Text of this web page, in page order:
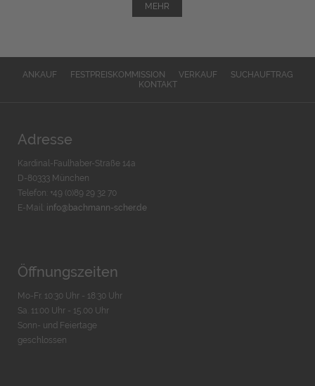
MEHR
ANKAUF FESTPREISKOMMISSION VERKAUF
SUCHAUFTRAG
KONTAKT
Adresse
Kardinal-Faulhaber-Straße 14a
D-80333 München
Telefon: +49 (0)89 29 32 70
E-Mail: info@bachmann-scher.de
Öffnungszeiten
Mo-Fr. 10:30 Uhr - 18:30 Uhr
Sa. 11:00 Uhr - 15.00 Uhr
Sonn- und Feiertage
geschlossen